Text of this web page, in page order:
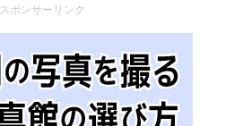
スポンサーリンク